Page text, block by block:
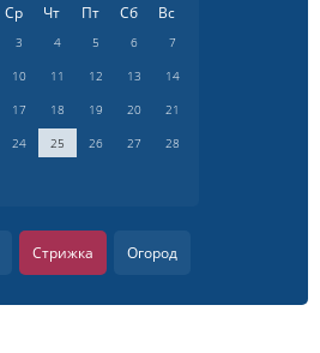
Ср Чт Пт Сб Вс
3 4 5 6
7
10 11 12 13
14
17 18 19 20
21
24 25 26 27
28
Стрижка Огород